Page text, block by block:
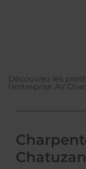
Découvrez les
l’entreprise AV